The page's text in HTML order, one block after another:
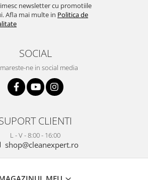
newsletter cu promotiile
Afla mai multe in Politica de
SOCIAL
ne in social media
CLIENTI
L - V - 8:00 - 16:00
shop@cleanexpert.ro